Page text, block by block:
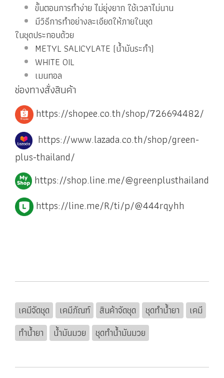
ขั้นตอนการทำง่าย ไม่ยุ่งยาก ใช้เวลาไม่นาน
มีวิธีการทำอย่างละเอียดให้ภายในชุด
ในชุดประกอบด้วย
METYL SALICYLATE (น้ำมันระกำ)
WHITE OIL
เมนทอล
ช่องทางสั่งสินค้า
https://shopee.co.th/shop/726694482/
https://www.lazada.co.th/shop/green-
plus-thailand/
https://shop.line.me/@greenplusthailand
https://line.me/R/ti/p/@444rqyhh
เคมีจัดชุด เคมีภัณฑ์ สินค้าจัดชุด ชุดทำน้ำยา
เคมี
ทำน้ำยา
น้ำมันมวย ชุดทำน้ำมันมวย